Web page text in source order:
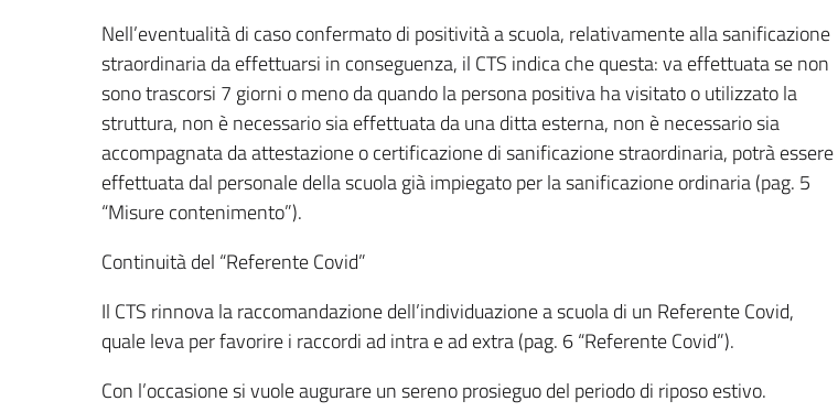
Nell’eventualità di caso confermato di positività a scuola, relativamente alla sanificazione
straordinaria da effettuarsi in conseguenza, il CTS indica che questa: va effettuata se non
sono trascorsi 7 giorni o meno da quando la persona positiva ha visitato o utilizzato la
struttura, non è necessario sia effettuata da una ditta esterna, non è necessario sia
accompagnata da attestazione o certificazione di sanificazione straordinaria, potrà essere
effettuata dal personale della scuola già impiegato per la sanificazione ordinaria (pag. 5
“Misure contenimento”).
Continuità del “Referente Covid”
Il CTS rinnova la raccomandazione dell’individuazione a scuola di un Referente Covid,
quale leva per favorire i raccordi ad intra e ad extra (pag. 6 “Referente Covid”).
Con l’occasione si vuole augurare un sereno prosieguo del periodo di riposo estivo.